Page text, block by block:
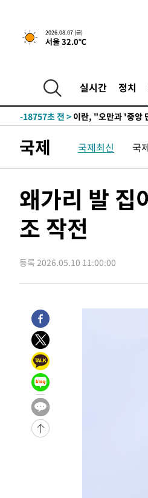
2026.08.07 (금)
서울 32.0℃
실시간 정치
후임
-27222초 전 >이강인, 폭염 속 AT
-24361초 전 >미 사업체 일자리, 7
-19672초 전 >
[속보]이 대통령 "부
-18757초 전 >
운드는 임시"
-10325초 전 > "낮 기온 소폭 하락
선포
-10252초 전 >
[단독]중수청 지원
-8223초 전 >낮 최고 37도 찜통더
응"
-3385초 전 > 여자배구 이재영·이다
-2638초 전 > 외국인 심판 성 접대 7
-2372초 전 > [속보]코스닥, 2.86포
-2305초 전 >[속보]원·달러 환율,
-2194초 전 >[속보] 노원서 40.1도
30분 전 >
31분 전 >
47분 전 >
후임
-27222초 전 >
-24361초 전 >
하향수정 (2보)
-23809초 전 >
[속보] 미 사업체,
-19672초 전 >
[속보]이 대통령 "부
실천"
-18757초 전 >
이란, "오만과 '중앙
"낮 기온 소폭 하락
[속보]이 대통령, '
[단독]중수청 지원
국제 국제최신 국
왜가리 발
조 작전
등록 2026.05.10 11:00:00